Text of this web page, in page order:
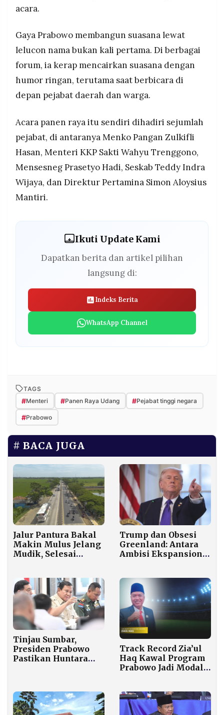
acara.
Gaya Prabowo membangun suasana lewat
lelucon nama bukan kali pertama. Di berbagai
forum, ia kerap mencairkan suasana dengan
humor ringan, terutama saat berbicara di
depan pejabat daerah dan warga.
Acara panen raya itu sendiri dihadiri sejumlah
pejabat, di antaranya Menko Pangan Zulkifli
Hasan, Menteri KKP Sakti Wahyu Trenggono,
Mensesneg Prasetyo Hadi, Seskab Teddy Indra
Wijaya, dan Direktur Pertamina Simon Aloysius
Mantiri.
Ikuti Update Kami
Dapatkan berita dan artikel pilihan
langsung di:
Indeks Berita
WhatsApp Channel
TAGS
#Menteri #Panen Raya Udang #Pejabat tinggi negara
#Prabowo
BACA JUGA
Jalur Pantura Bakal
Makin Mulus Jelang
Mudik, Selesai
Trump dan Obsesi
Greenland: Antara
Ambisi Ekspansionis
Tinjau Sumbar,
Presiden Prabowo
Pastikan Huntara
Dibangun
Track Record Zia’ul
Haq Kawal Program
Prabowo Jadi Modal